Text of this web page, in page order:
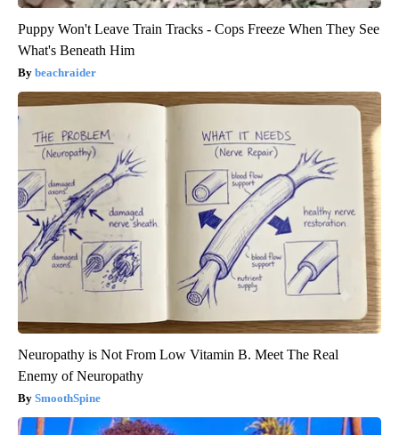
Puppy Won't Leave Train Tracks - Cops Freeze When They See
What's Beneath Him
beachraider
Neuropathy is Not From Low Vitamin B. Meet The Real
Enemy of Neuropathy
SmoothSpine